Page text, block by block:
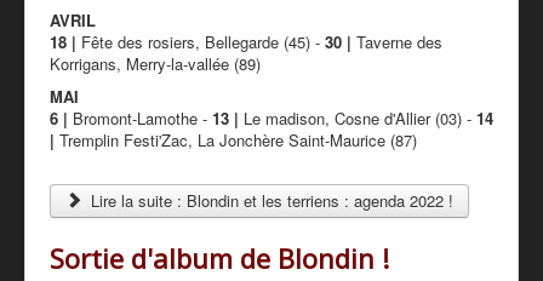
AVRIL
18 | Fête des rosiers, Bellegarde (45) - 30 | Taverne des
Korrigans, Merry-la-vallée (89)
MAI
6 | Bromont-Lamothe - 13 | Le madison, Cosne d'Allier (03) - 14
| Tremplin Festi'Zac, La Jonchère Saint-Maurice (87)
Lire la suite : Blondin et les terriens : agenda 2022 !
Sortie d'album de Blondin !